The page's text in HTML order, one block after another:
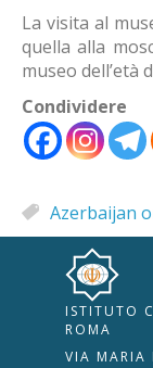
La visita al
quella alla
museo dell’età
Condividere
Azerbaijan
ISTITUTO
ROMA
VIA MARIA
RIPRISTINA